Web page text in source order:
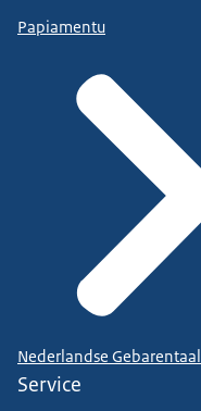
Papiamentu
Nederlandse Gebarentaal
Service